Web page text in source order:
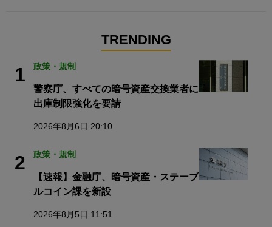
TRENDING
1 政策・規制
警察庁、すべての暗号資産交換業者に
出庫制限強化を要請
2026年8月6日 20:10
2 政策・規制
【速報】金融庁、暗号資産・ステーブ
ルコイン課を新設
2026年8月5日 11:51